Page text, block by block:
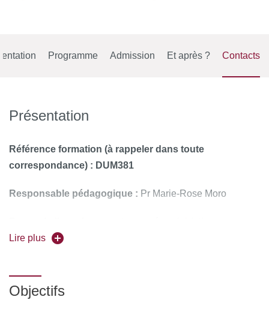
Programme Admission Et après ? Contacts
Présentation
Référence formation (à rappeler dans toute
correspondance) : DUM381
Responsable pédagogique : Pr Marie-Rose Moro
éventuellement distanciel selon situation sanitaire)
Lire plus
Objectifs